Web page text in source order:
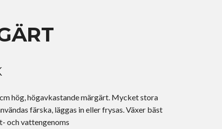
hög, högavkastande märgärt. Mycket stora
färska, läggas in eller frysas. Växer bäst
och vattengenoms